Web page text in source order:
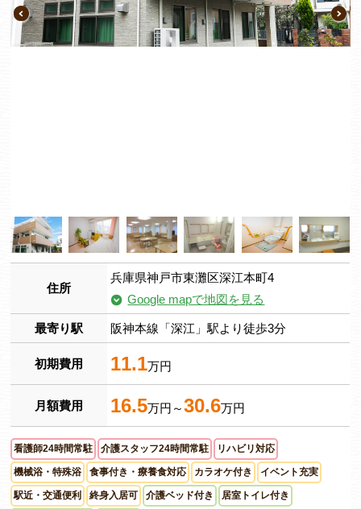
住所
兵庫県神戸市東灘区深江本町4
Google mapで地図を見る
最寄り駅 阪神本線「深江」駅より徒歩3分
初期費用 11.1万円
月額費用 16.5万円～30.6万円
看護師24時間常駐 介護スタッフ24時間常駐 リハビリ対応
機械浴・特殊浴 食事付き・療養食対応 カラオケ付き イベント充実
駅近・交通便利 終身入居可 介護ベッド付き 居室トイレ付き